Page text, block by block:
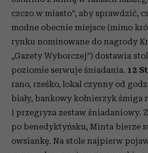
czczo w miasto”, aby sprawdzić,
modne obecnie miejsce (mimo
rynku nominowane do nagrody
„Gazety Wyborczej”) dostawia
poziomie serwuje śniadania. 12
rano, rześko, lokal czynny od
biały, bankowy kołnierzyk śmiga
i przegryza zestaw śniadaniowy.
po benedyktyńsku, Minta bierze
owsiankę. Na stole najpierw